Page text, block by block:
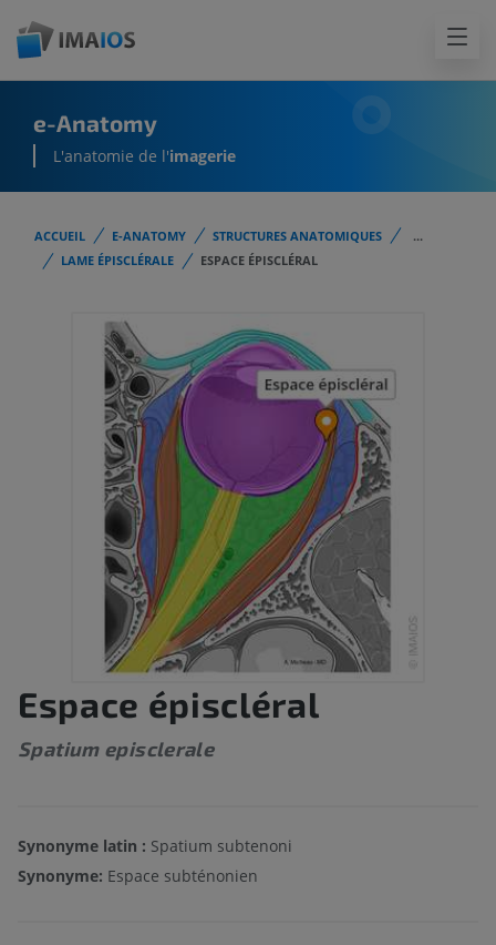
e-Anatomy
L'anatomie de l'imagerie
ACCUEIL E-ANATOMY STRUCTURES ANATOMIQUES
...
LAME ÉPISCLÉRALE
ESPACE ÉPISCLÉRAL
Espace épiscléral
Spatium episclerale
Synonyme latin : Spatium subtenoni
Synonyme: Espace subténonien